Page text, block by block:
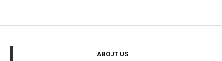
ABOUT US